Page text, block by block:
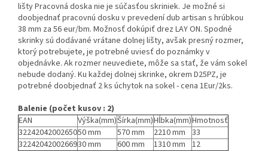
lišty Pracovná doska nie je súčasťou skriniek. Je možné si
doobjednať pracovnú dosku v prevedení dub artisan s hrúbkou
38 mm za 56 eur/bm. Možnosť dokúpiť drez LAY ON. Spodné
skrinky sú dodávané vrátane dolnej lišty, avšak presný rozmer,
ktorý potrebujete, je potrebné uviesť do poznámky v
objednávke. Ak rozmer neuvediete, môže sa stať, že vám sokel
nebude dodaný. Ku každej dolnej skrinke, okrem D25PZ, je
potrebné doobjednať 2 ks úchytok na sokel - cena 1Eur/2ks.
Balenie (počet kusov : 2)
EAN
Výška(mm)Šírka(mm)Hĺbka(mm)Hmotnosť
3224204200265050 mm 570 mm 2210 mm 33
3224204200266930 mm 600 mm 1310 mm 12